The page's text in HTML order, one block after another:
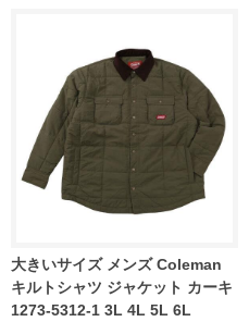
大きいサイズ メンズ Coleman
キルトシャツ ジャケット カーキ
1273-5312-1 3L 4L 5L 6L